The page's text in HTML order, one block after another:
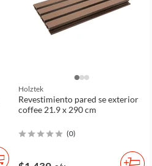
Holztek
Revestimiento pared se exterior
coffee 21.9 x 290 cm
(0)